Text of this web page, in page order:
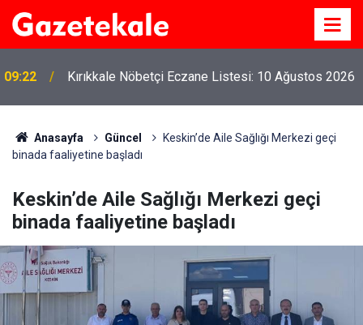
09:22 Kırıkkale Nöbetçi Eczane Listesi: 10 Ağustos 2026
Anasayfa Güncel
Keskin’de Aile Sağlığı Merkezi geçi
binada faaliyetine başladı
Keskin’de Aile Sağlığı Merkezi geçi
binada faaliyetine başladı